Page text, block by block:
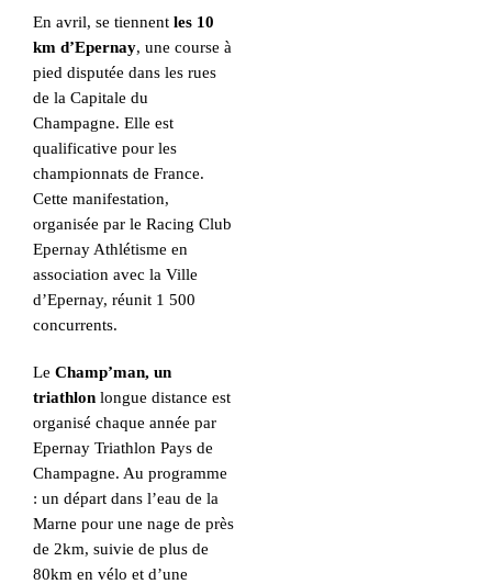
En avril, se tiennent les 10
km d’Epernay, une course à
pied disputée dans les rues
de la Capitale du
Champagne. Elle est
qualificative pour les
championnats de France.
Cette manifestation,
organisée par le Racing Club
Epernay Athlétisme en
association avec la Ville
d’Epernay, réunit 1 500
concurrents.
Le Champ’man, un
triathlon longue distance est
organisé chaque année par
Epernay Triathlon Pays de
Champagne. Au programme
: un départ dans l’eau de la
Marne pour une nage de près
de 2km, suivie de plus de
80km en vélo et d’une